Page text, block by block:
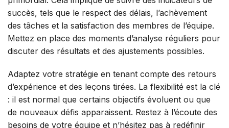
succès, tels que le respect des délais, l’achèvement
des tâches et la satisfaction des membres de l’équipe.
Mettez en place des moments d’analyse réguliers pour
discuter des résultats et des ajustements possibles.
Adaptez votre stratégie en tenant compte des retours
d’expérience et des leçons tirées. La flexibilité est la clé
: il est normal que certains objectifs évoluent ou que
de nouveaux défis apparaissent. Restez à l’écoute des
besoins de votre équipe et n’hésitez pas à redéfinir